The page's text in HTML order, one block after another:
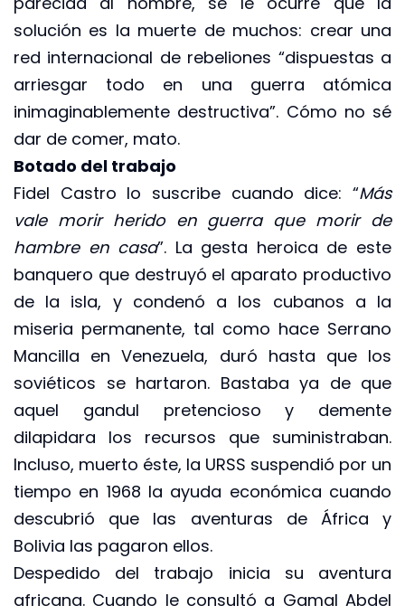
solución es la muerte de muchos: crear una
red internacional de rebeliones “dispuestas a
arriesgar todo en una guerra atómica
inimaginablemente destructiva”. Cómo no sé
dar de comer, mato.
Botado del trabajo
Fidel Castro lo suscribe cuando dice: “Más
vale morir herido en guerra que morir de
hambre en casa”. La gesta heroica de este
banquero que destruyó el aparato productivo
de la isla, y condenó a los cubanos a la
miseria permanente, tal como hace Serrano
Mancilla en Venezuela, duró hasta que los
soviéticos se hartaron. Bastaba ya de que
aquel gandul pretencioso y demente
dilapidara los recursos que suministraban.
Incluso, muerto éste, la URSS suspendió por un
tiempo en 1968 la ayuda económica cuando
descubrió que las aventuras de África y
Bolivia las pagaron ellos.
Despedido del trabajo inicia su aventura
africana. Cuando le consultó a Gamal Abdel